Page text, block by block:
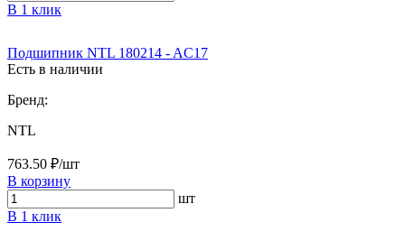
В 1 клик
Подшипник NTL 180214 - AC17
Есть в наличии
Бренд:
NTL
763.50 ₽/шт
В корзину
шт
В 1 клик